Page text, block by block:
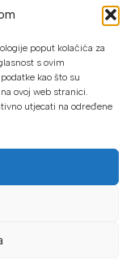
poput kolačića za
s ovim
kao što su
ovoj web stranici.
utjecati na određene